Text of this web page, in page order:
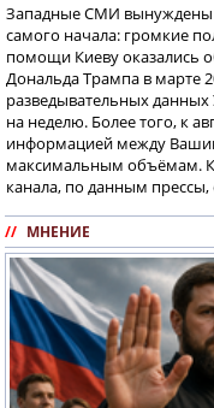
Западные СМИ вынуждены
самого начала: громкие
помощи Киеву оказались
Дональда Трампа в марте
разведывательных данных
на неделю. Более того, к
информацией между
максимальным объёмам.
канала, по данным
// МНЕНИЕ